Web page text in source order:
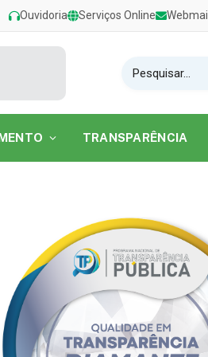
Ouvidoria Serviços Online Webmail
TRANSPARÊNCIA